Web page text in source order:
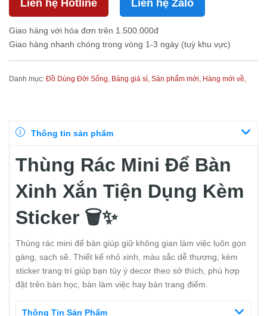
Liên hệ Hotline Liên hệ Zalo
Giao hàng với hóa đơn trên 1.500.000đ
Giao hàng nhanh chóng trong vòng 1-3 ngày (tuỳ khu vực)
Danh mục: Đồ Dùng Đời Sống, Bảng giá sỉ, Sản phẩm mới, Hàng mới về,
Thông tin sản phẩm
Thùng Rác Mini Để Bàn
Xinh Xắn Tiện Dụng Kèm
Sticker 🗑️✨
Thùng rác mini để bàn giúp giữ không gian làm việc luôn gọn
gàng, sạch sẽ. Thiết kế nhỏ xinh, màu sắc dễ thương, kèm
sticker trang trí giúp bạn tùy ý decor theo sở thích, phù hợp
đặt trên bàn học, bàn làm việc hay bàn trang điểm.
Thông Tin Sản Phẩm